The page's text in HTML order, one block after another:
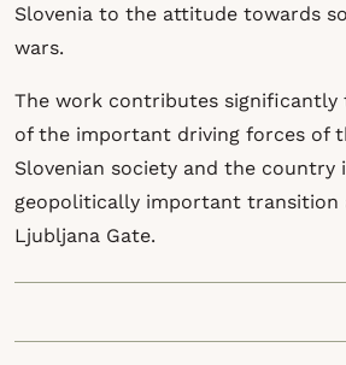
Slovenia to the attitude towards
wars.
The work contributes significantly
of the important driving forces of
Slovenian society and the country
geopolitically important transition
Ljubljana Gate.